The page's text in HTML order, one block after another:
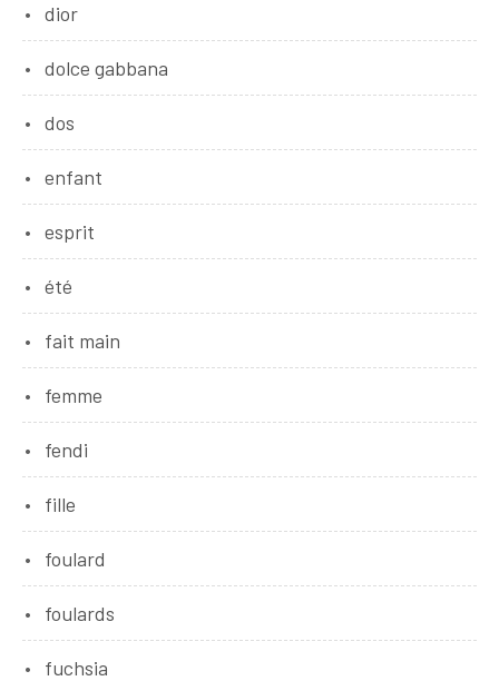
dior
dolce gabbana
dos
enfant
esprit
été
fait main
femme
fendi
fille
foulard
foulards
fuchsia